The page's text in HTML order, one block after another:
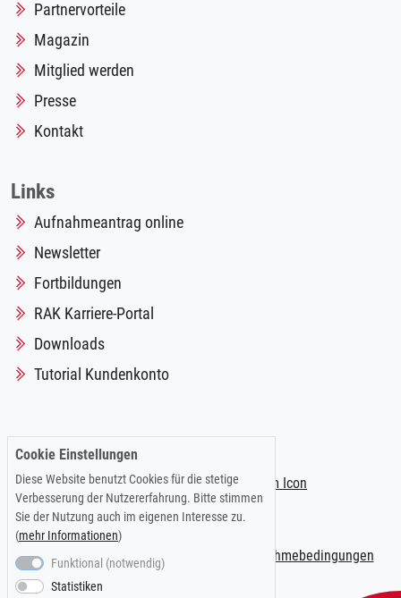
Partnervorteile
Magazin
Mitglied werden
Presse
Kontakt
Links
Aufnahmeantrag online
Newsletter
Fortbildungen
RAK Karriere-Portal
Downloads
Tutorial Kundenkonto
Impressum |Datenschutzerklärung Teilnahmebedingungen
Cookie Einstellungen
Diese Website benutzt Cookies für die stetige
Verbesserung der Nutzererfahrung. Bitte stimmen
Sie der Nutzung auch im eigenen Interesse zu.
(mehr Informationen)
Funktional (notwendig)
Statistiken